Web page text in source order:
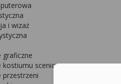
i wizaż
graficzne
kostiumu scenicznego
przestrzeni